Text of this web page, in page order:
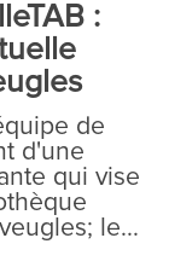
:
de
d'une
qui vise
le...